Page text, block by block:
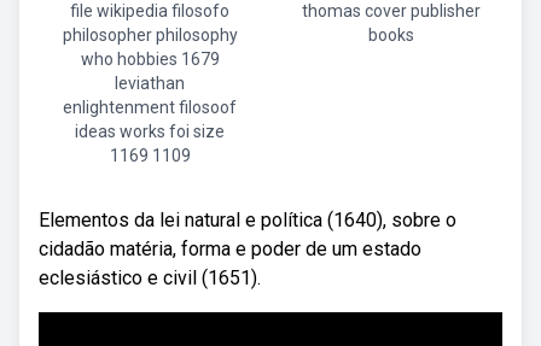
file wikipedia filosofo
philosopher philosophy
who hobbies 1679
leviathan
enlightenment filosoof
ideas works foi size
1169 1109
thomas cover publisher
books
Elementos da lei natural e política (1640), sobre o
cidadão matéria, forma e poder de um estado
eclesiástico e civil (1651).